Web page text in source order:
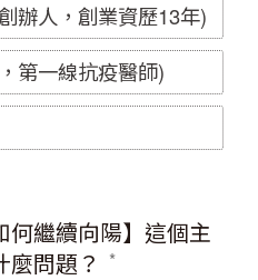
辦人，創業資歷13年)
第一線抗疫醫師)
何繼續向陽】這個主
問題？